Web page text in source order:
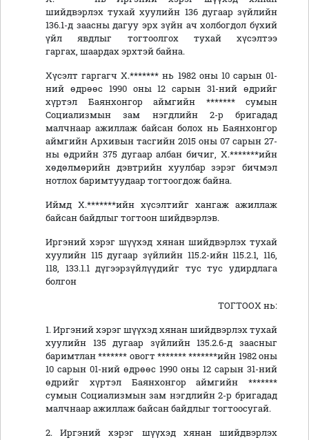
шийдвэрлэх тухай хуулийн 136 дугаар зүйлийн
136.1-д заасны дагуу эрх зүйн ач холбогдол бүхий
үйл явдлыг тогтоолгох тухай хүсэлтээ
гаргах, шаардах эрхтэй байна.
Хүсэлт гаргагч Х.******* нь 1982 оны 10 сарын 01-
ний өдрөөс 1990 оны 12 сарын 31-ний өдрийг
хүртэл Баянхонгор аймгийн ******* сумын
Социализмын зам нэгдлийн 2-р бригадад
малчнаар ажиллаж байсан болох нь Баянхонгор
аймгийн Архивын тасгийн 2015 оны 07 сарын 27-
ны өдрийн 375 дугаар албан бичиг, Х.*******ийн
хөдөлмөрийн дэвтрийн хуулбар зэрэг бичмэл
нотлох баримтуудаар тогтоогдож байна.
Иймд Х.*******ийн хүсэлтийг хангаж ажиллаж
байсан байдлыг тогтоон шийдвэрлэв.
Иргэний хэрэг шүүхэд хянан шийдвэрлэх тухай
хуулийн 115 дугаар зүйлийн 115.2-ийн 115.2.1, 116,
118, 133.1.1 дүгээрзүйлүүдийг тус тус удирдлага
болгон
ТОГТООХ нь:
1. Иргэний хэрэг шүүхэд хянан шийдвэрлэх тухай
хуулийн 135 дугаар зүйлийн 135.2.6-д заасныг
баримтлан ******* овогт ******* *******ийн 1982 оны
10 сарын 01-ний өдрөөс 1990 оны 12 сарын 31-ний
өдрийг хүртэл Баянхонгор аймгийн *******
сумын Социализмын зам нэгдлийн 2-р бригадад
малчнаар ажиллаж байсан байдлыг тогтоосугай.
2. Иргэний хэрэг шүүхэд хянан шийдвэрлэх